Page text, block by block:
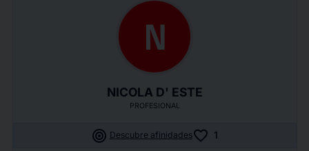
N
NICOLA D' ESTE
PROFESIONAL
target Descubre afinidadesfavorite 1